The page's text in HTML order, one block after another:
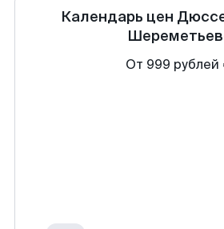
Календарь цен
От 999 рублей